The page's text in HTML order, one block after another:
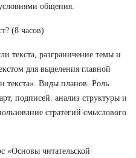
общения.
(8 часов)
текста, разграничение темы и
для выделения главной
текста». Виды планов. Роль
подписей. анализ структуры и
стратегий смыслового
«Основы читательской